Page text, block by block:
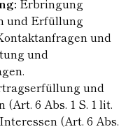
Erbringung
und Erfüllung
und
und
und
6 Abs. 1 S. 1 lit.
(Art. 6 Abs.